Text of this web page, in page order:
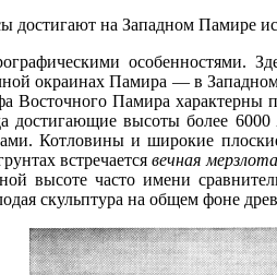
на Западном Памире
особенностями.
окраинах Памира — в
Восточного Памира
достигающие высоты более 6000
Котловины и широкие
встречаетсявечная мерзлота
высоте часто имени
скульптура на общем фоне